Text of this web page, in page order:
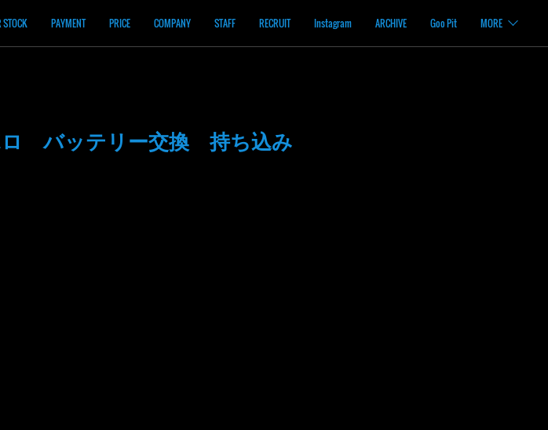
STOCK PAYMENT PRICE COMPANY STAFF RECRUIT Instagram ARCHIVE Goo Pit MORE
バッテリー交換 持ち込み